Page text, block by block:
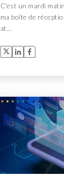
C'est un mardi
ma boîte de
at...